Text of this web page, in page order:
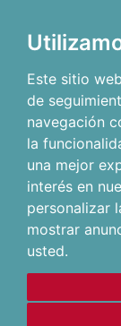
Este sitio
de
navegación
la
una mejor
interés en
personalizar
mostrar
usted.